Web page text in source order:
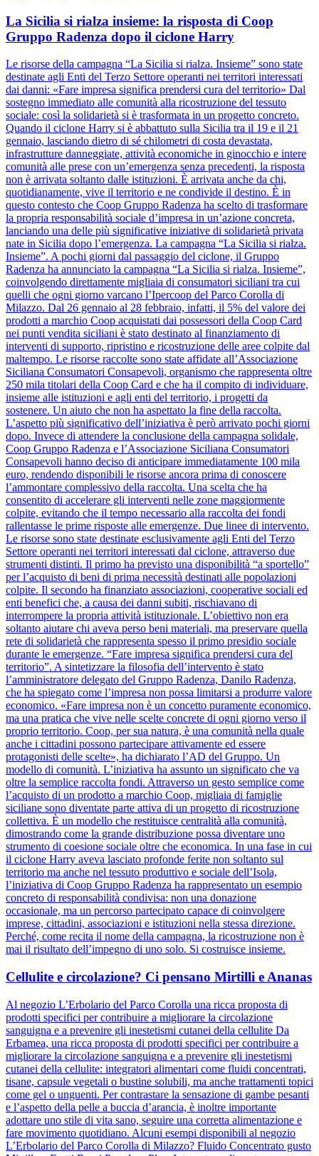
La Sicilia si rialza insieme: la risposta di Coop
Gruppo Radenza dopo il ciclone Harry
Le risorse della campagna “La Sicilia si rialza. Insieme” sono state
destinate agli Enti del Terzo Settore operanti nei territori interessati
dai danni: «Fare impresa significa prendersi cura del territorio» Dal
sostegno immediato alle comunità alla ricostruzione del tessuto
sociale: così la solidarietà si è trasformata in un progetto concreto.
Quando il ciclone Harry si è abbattuto sulla Sicilia tra il 19 e il 21
gennaio, lasciando dietro di sé chilometri di costa devastata,
infrastrutture danneggiate, attività economiche in ginocchio e intere
comunità alle prese con un’emergenza senza precedenti, la risposta
non è arrivata soltanto dalle istituzioni. È arrivata anche da chi,
quotidianamente, vive il territorio e ne condivide il destino. È in
questo contesto che Coop Gruppo Radenza ha scelto di trasformare
la propria responsabilità sociale d’impresa in un’azione concreta,
lanciando una delle più significative iniziative di solidarietà privata
nate in Sicilia dopo l’emergenza. La campagna “La Sicilia si rialza.
Insieme”. A pochi giorni dal passaggio del ciclone, il Gruppo
Radenza ha annunciato la campagna “La Sicilia si rialza. Insieme”,
coinvolgendo direttamente migliaia di consumatori siciliani tra cui
quelli che ogni giorno varcano l’Ipercoop del Parco Corolla di
Milazzo. Dal 26 gennaio al 28 febbraio, infatti, il 5% del valore dei
prodotti a marchio Coop acquistati dai possessori della Coop Card
nei punti vendita siciliani è stato destinato al finanziamento di
interventi di supporto, ripristino e ricostruzione delle aree colpite dal
maltempo. Le risorse raccolte sono state affidate all’Associazione
Siciliana Consumatori Consapevoli, organismo che rappresenta oltre
250 mila titolari della Coop Card e che ha il compito di individuare,
insieme alle istituzioni e agli enti del territorio, i progetti da
sostenere. Un aiuto che non ha aspettato la fine della raccolta.
L’aspetto più significativo dell’iniziativa è però arrivato pochi giorni
dopo. Invece di attendere la conclusione della campagna solidale,
Coop Gruppo Radenza e l’Associazione Siciliana Consumatori
Consapevoli hanno deciso di anticipare immediatamente 100 mila
euro, rendendo disponibili le risorse ancora prima di conoscere
l’ammontare complessivo della raccolta. Una scelta che ha
consentito di accelerare gli interventi nelle zone maggiormente
colpite, evitando che il tempo necessario alla raccolta dei fondi
rallentasse le prime risposte alle emergenze. Due linee di intervento.
Le risorse sono state destinate esclusivamente agli Enti del Terzo
Settore operanti nei territori interessati dal ciclone, attraverso due
strumenti distinti. Il primo ha previsto una disponibilità “a sportello”
per l’acquisto di beni di prima necessità destinati alle popolazioni
colpite. Il secondo ha finanziato associazioni, cooperative sociali ed
enti benefici che, a causa dei danni subiti, rischiavano di
interrompere la propria attività istituzionale. L’obiettivo non era
soltanto aiutare chi aveva perso beni materiali, ma preservare quella
rete di solidarietà che rappresenta spesso il primo presidio sociale
durante le emergenze. “Fare impresa significa prendersi cura del
territorio”. A sintetizzare la filosofia dell’intervento è stato
l’amministratore delegato del Gruppo Radenza, Danilo Radenza,
che ha spiegato come l’impresa non possa limitarsi a produrre valore
economico. «Fare impresa non è un concetto puramente economico,
ma una pratica che vive nelle scelte concrete di ogni giorno verso il
proprio territorio. Coop, per sua natura, è una comunità nella quale
anche i cittadini possono partecipare attivamente ed essere
protagonisti delle scelte», ha dichiarato l’AD del Gruppo. Un
modello di comunità. L’iniziativa ha assunto un significato che va
oltre la semplice raccolta fondi. Attraverso un gesto semplice come
l’acquisto di un prodotto a marchio Coop, migliaia di famiglie
siciliane sono diventate parte attiva di un progetto di ricostruzione
collettiva. È un modello che restituisce centralità alla comunità,
dimostrando come la grande distribuzione possa diventare uno
strumento di coesione sociale oltre che economica. In una fase in cui
il ciclone Harry aveva lasciato profonde ferite non soltanto sul
territorio ma anche nel tessuto produttivo e sociale dell’Isola,
l’iniziativa di Coop Gruppo Radenza ha rappresentato un esempio
concreto di responsabilità condivisa: non una donazione
occasionale, ma un percorso partecipato capace di coinvolgere
imprese, cittadini, associazioni e istituzioni nella stessa direzione.
Perché, come recita il nome della campagna, la ricostruzione non è
mai il risultato dell’impegno di uno solo. Si costruisce insieme.
Cellulite e circolazione? Ci pensano Mirtilli e Ananas
Al negozio L’Erbolario del Parco Corolla una ricca proposta di
prodotti specifici per contribuire a migliorare la circolazione
sanguigna e a prevenire gli inestetismi cutanei della cellulite Da
Erbamea, una ricca proposta di prodotti specifici per contribuire a
migliorare la circolazione sanguigna e a prevenire gli inestetismi
cutanei della cellulite: integratori alimentari come fluidi concentrati,
tisane, capsule vegetali o bustine solubili, ma anche trattamenti topici
come gel o unguenti. Per contrastare la sensazione di gambe pesanti
e l’aspetto della pelle a buccia d’arancia, è inoltre importante
adottare uno stile di vita sano, seguire una corretta alimentazione e
fare movimento quotidiano. Alcuni esempi disponibili al negozio
L’Erbolario del Parco Corolla di Milazzo? Fluido Concentrato gusto